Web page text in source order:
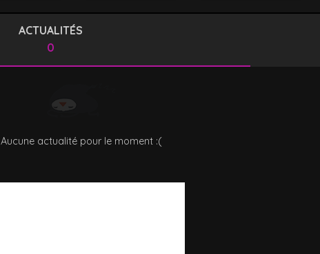
ACTUALITÉS
0
Aucune actualité pour le moment :(